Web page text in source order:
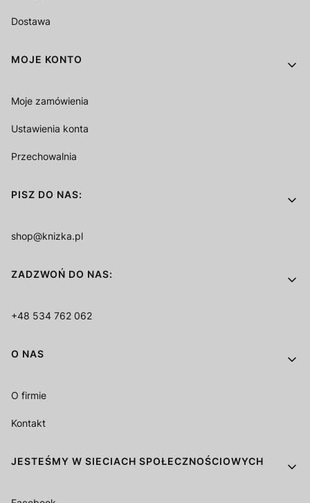
Dostawa
MOJE KONTO
Moje zamówienia
Ustawienia konta
Przechowalnia
PISZ DO NAS:
shop@knizka.pl
ZADZWOŃ DO NAS:
+48 534 762 062
O NAS
O firmie
Kontakt
JESTEŚMY W SIECIACH SPOŁECZNOŚCIOWYCH